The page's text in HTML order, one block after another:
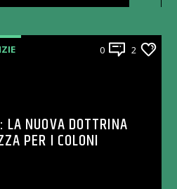
0 2
LA NUOVA DOTTRINA
PER I COLONI